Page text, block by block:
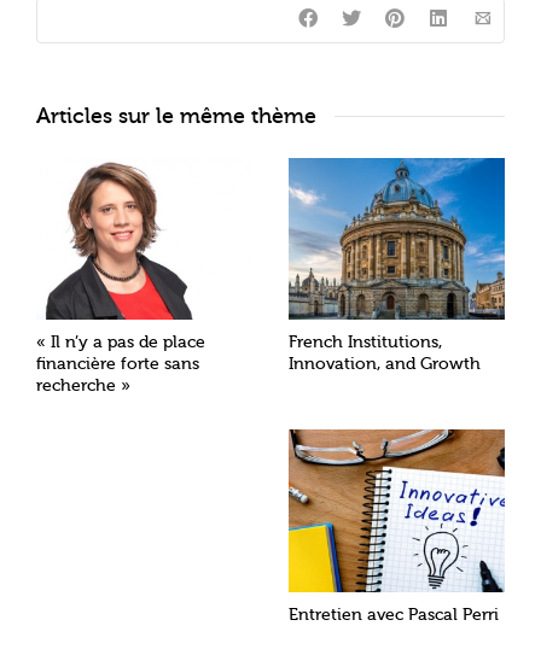
Articles sur le même thème
« Il n’y a pas de place
financière forte sans
recherche »
French Institutions,
Innovation, and Growth
Entretien avec Pascal Perri